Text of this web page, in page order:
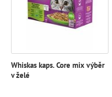
Whiskas kaps. Core mix výběr
v želé